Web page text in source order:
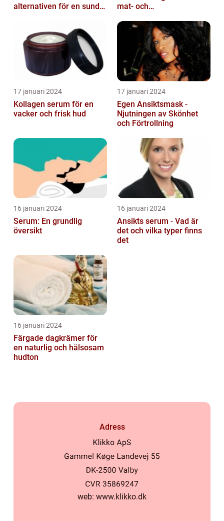
alternativen för en sund
mat- och
17 januari 2024
Kollagen serum för en
vacker och frisk hud
17 januari 2024
Egen Ansiktsmask -
Njutningen av Skönhet
och Förtrollning
16 januari 2024
Serum: En grundlig
översikt
16 januari 2024
Ansikts serum - Vad är
det och vilka typer finns
det
16 januari 2024
Färgade dagkrämer för
en naturlig och hälsosam
hudton
Adress
web: www.klikko.dk